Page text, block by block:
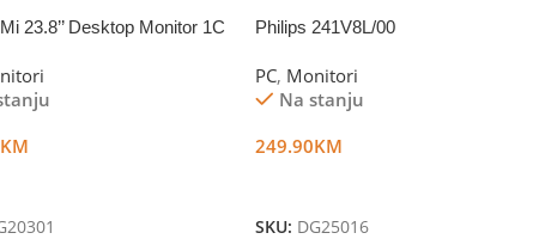
23.8’’ Desktop Monitor 1C
KM
Philips 241V8L/00
PC, Monitori
Na stanju
249.90KM
SKU: DG25016